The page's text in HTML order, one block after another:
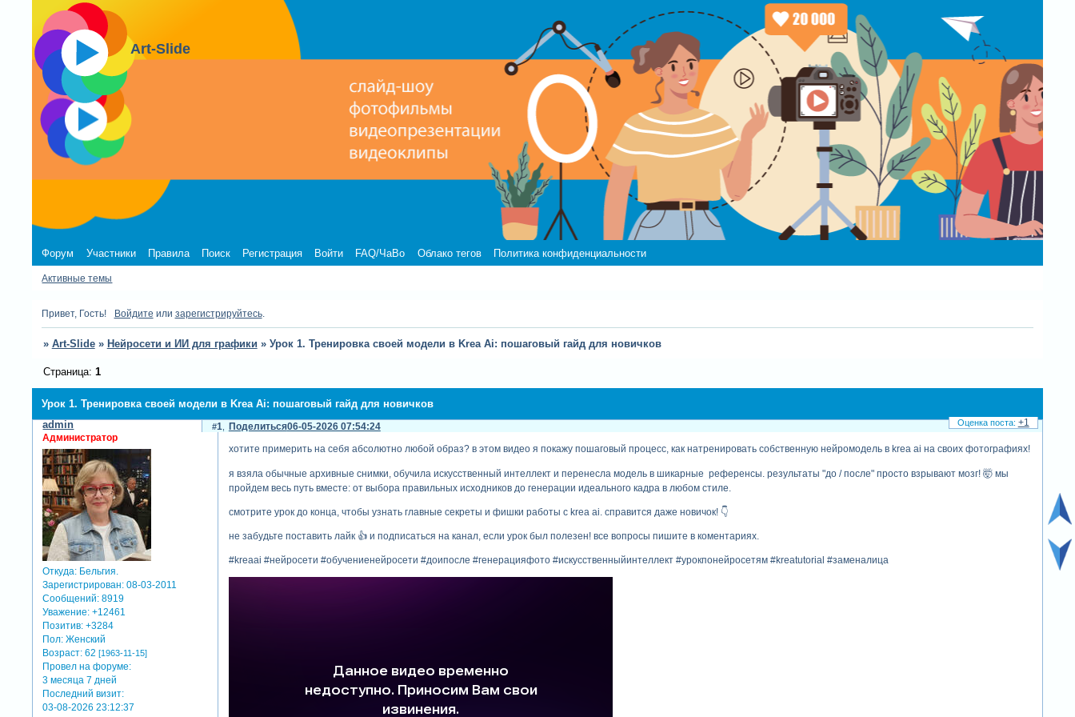
Art-Slide
Форум Участники Правила Поиск Регистрация Войти FAQ/ЧаВо Облако тегов Политика конфиденциальности
Активные темы
Привет, Гость! Войдите или зарегистрируйтесь.
» Art-Slide » Нейросети и ИИ для графики » Урок 1. Тренировка своей модели в Krea Ai: пошаговый гайд для новичков
Урок 1. Тренировка своей модели в Krea Ai: пошаговый гайд для новичков
Страница: 1
Поделиться
1 06-05-2026 07:54:24
admin
Администратор
Откуда: Бельгия.
Зарегистрирован: 08-03-2011
Сообщений: 8919
Уважение: +12461
Позитив: +3284
Пол: Женский
Возраст: 62[1963-11-15]
Провел на форуме:
3 месяца 7 дней
Последний визит:
03-08-2026 23:12:37
хотите примерить на себя абсолютно любой образ? в этом видео я покажу пошаговый процесс, как натренировать собственную нейромодель в krea ai на своих фотографиях!
я взяла обычные архивные снимки, обучила искусственный интеллект и перенесла модель в шикарные референсы. результаты "до / после" просто взрывают мозг! 🤯 мы
пройдем весь путь вместе: от выбора правильных исходников до генерации идеального кадра в любом стиле.
смотрите урок до конца, чтобы узнать главные секреты и фишки работы с krea ai. справится даже новичок! 👇
не забудьте поставить лайк 👍 и подписаться на канал, если урок был полезен! все вопросы пишите в коментариях.
#kreaai #нейросети #обучениенейросети #доипосле #генерацияфото #искусственныйинтеллект #урокпонейросетям #kreatutorial #заменалица
+1